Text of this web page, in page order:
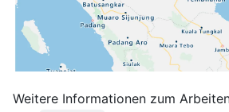
Weitere Informationen zum